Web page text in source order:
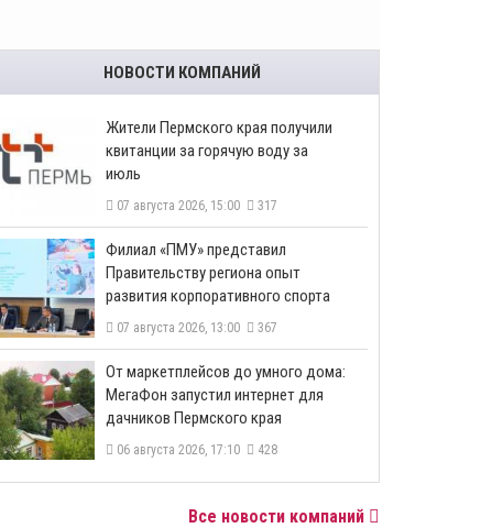
НОВОСТИ КОМПАНИЙ
​Жители Пермского края получили
квитанции за горячую воду за
июль
07 августа 2026, 15:00 317
​Филиал «ПМУ» представил
Правительству региона опыт
развития корпоративного спорта
07 августа 2026, 13:00 367
От маркетплейсов до умного дома:
МегаФон запустил интернет для
дачников Пермского края
06 августа 2026, 17:10 428
Все новости компаний